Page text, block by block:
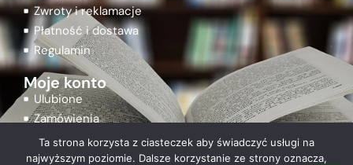
Zwroty i reklamacje
Płatność i dostawa
Regulamin
Moje konto
Ulubione
Zamówienia
Rejestracja
Logowanie
Ta strona korzysta z ciasteczek aby świadczyć usługi na
najwyższym poziomie. Dalsze korzystanie ze strony oznacza,